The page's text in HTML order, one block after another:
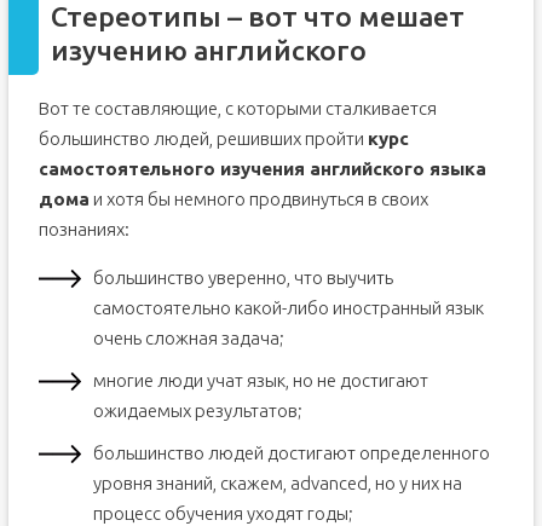
Стереотипы – вот что мешает
изучению английского
Вот те составляющие, с которыми сталкивается
большинство людей, решивших пройти курс
самостоятельного изучения английского языка
дома и хотя бы немного продвинуться в своих
познаниях:
большинство уверенно, что выучить
самостоятельно какой-либо иностранный язык
очень сложная задача;
многие люди учат язык, но не достигают
ожидаемых результатов;
большинство людей достигают определенного
уровня знаний, скажем, advanced, но у них на
процесс обучения уходят годы;